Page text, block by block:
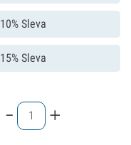
10% Sleva
15% Sleva
- +